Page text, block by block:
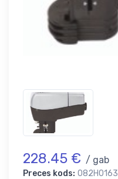
228.45 € / gab
Preces kods: 082H0163